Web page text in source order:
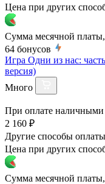
Цена при других
Сумма месячной платы,
64 бонусов
Игра Одни из нас:
версия)
Много
При оплате наличными
2 160 ₽
Другие способы оплаты
Цена при других
Сумма месячной платы,